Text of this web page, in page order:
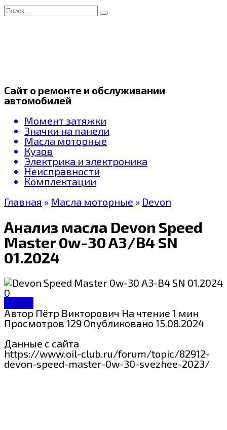
Перейти
к
Search
for:
Сайт о ремонте и обслуживании
автомобилей
Момент затяжки
Значки на панели
Масла моторные
Кузов
Электрика и электроника
Неисправности
Комплектации
Главная » Масла моторные » Devon
Анализ масла Devon Speed
Master 0w-30 A3/B4 SN
01.2024
Devon
Автор Пётр Викторович На чтение 1 мин
Просмотров 129 Опубликовано 15.08.2024
Данные с сайта
https://www.oil-club.ru/forum/topic/82912-
devon-speed-master-0w-30-svezhee-2023/